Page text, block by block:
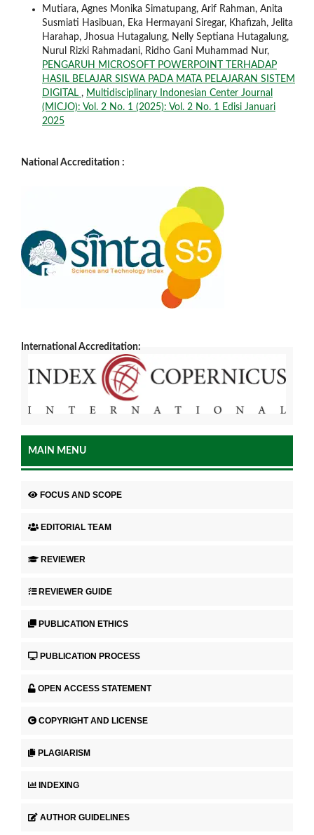
Mutiara, Agnes Monika Simatupang, Arif Rahman, Anita
Susmiati Hasibuan, Eka Hermayani Siregar, Khafizah, Jelita
Harahap, Jhosua Hutagalung, Nelly Septiana Hutagalung,
Nurul Rizki Rahmadani, Ridho Gani Muhammad Nur,
PENGARUH MICROSOFT POWERPOINT TERHADAP
HASIL BELAJAR SISWA PADA MATA PELAJARAN SISTEM
DIGITAL , Multidisciplinary Indonesian Center Journal
(MICJO): Vol. 2 No. 1 (2025): Vol. 2 No. 1 Edisi Januari
2025
National Accreditation :
International Accreditation:
MAIN MENU
FOCUS AND SCOPE
EDITORIAL TEAM
REVIEWER
REVIEWER GUIDE
PUBLICATION ETHICS
PUBLICATION PROCESS
OPEN ACCESS STATEMENT
COPYRIGHT AND LICENSE
PLAGIARISM
INDEXING
AUTHOR GUIDELINES